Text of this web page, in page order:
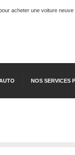
acheter une voiture
NOS SERVICES